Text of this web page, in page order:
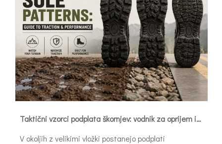
Taktični vzorci podplata škornjev: vodnik za oprijem in zmogljivost
V okoljih z velikimi vložki postanejo podplati